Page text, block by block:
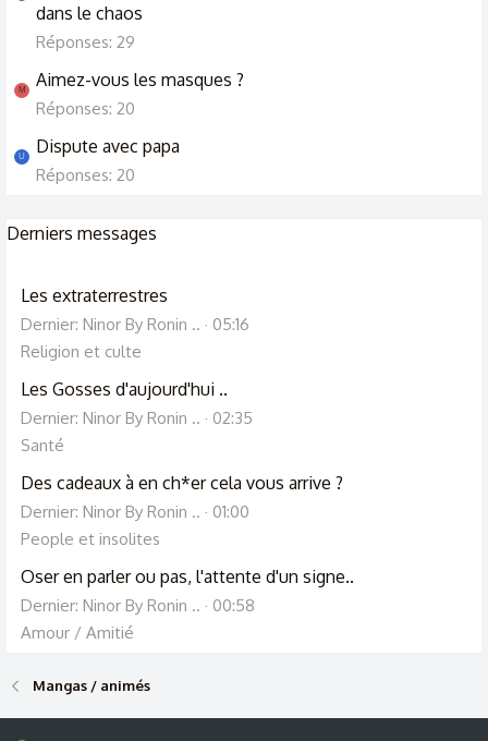
dans le chaos
Réponses: 29
M Aimez-vous les masques ?
Réponses: 20
U Dispute avec papa
Réponses: 20
Derniers messages
Les extraterrestres
Dernier: Ninor By Ronin ..
05:16
Religion et culte
Les Gosses d'aujourd'hui ..
Dernier: Ninor By Ronin ..
02:35
Santé
Des cadeaux à en ch*er cela vous arrive ?
Dernier: Ninor By Ronin ..
01:00
People et insolites
Oser en parler ou pas, l'attente d'un signe..
Dernier: Ninor By Ronin ..
00:58
Amour / Amitié
Mangas / animés